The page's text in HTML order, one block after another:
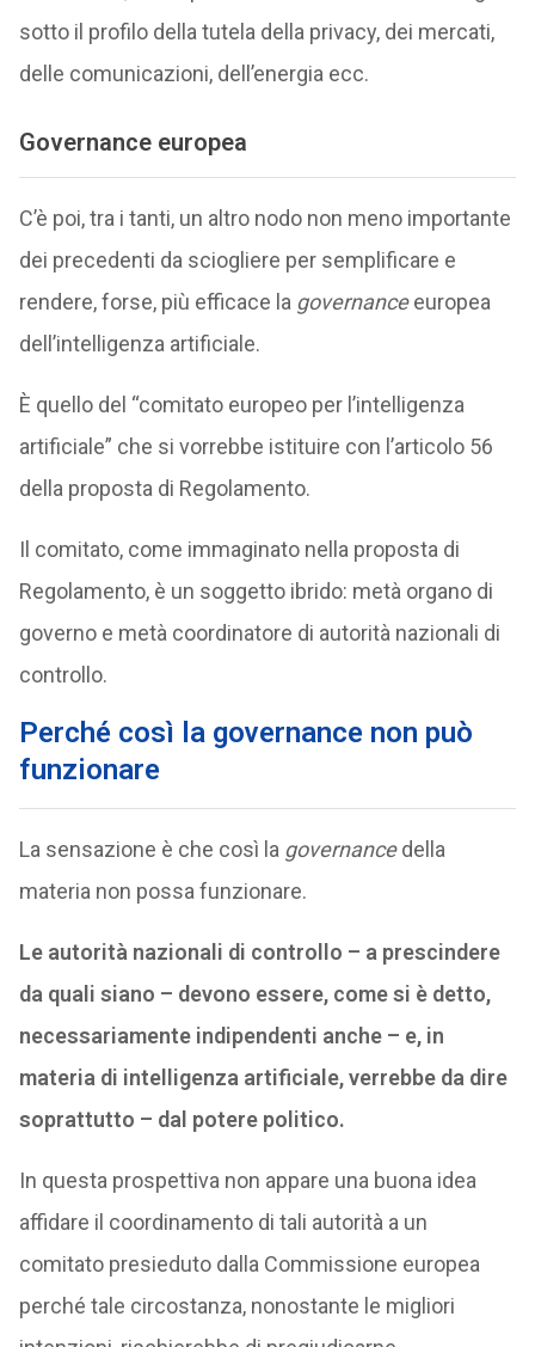
sotto il profilo della tutela della privacy, dei mercati,
delle comunicazioni, dell’energia ecc.
Governance europea
C’è poi, tra i tanti, un altro nodo non meno importante
dei precedenti da sciogliere per semplificare e
rendere, forse, più efficace la governanceeuropea
dell’intelligenza artificiale.
È quello del “comitato europeo per l’intelligenza
artificiale” che si vorrebbe istituire con l’articolo 56
della proposta di Regolamento.
Il comitato, come immaginato nella proposta di
Regolamento, è un soggetto ibrido: metà organo di
governo e metà coordinatore di autorità nazionali di
controllo.
Perché così la governance non può
funzionare
La sensazione è che così la governancedella
materia non possa funzionare.
Le autorità nazionali di controllo – a prescindere
da quali siano – devono essere, come si è detto,
necessariamente indipendenti anche – e, in
materia di intelligenza artificiale, verrebbe da dire
soprattutto – dal potere politico.
In questa prospettiva non appare una buona idea
affidare il coordinamento di tali autorità a un
comitato presieduto dalla Commissione europea
perché tale circostanza, nonostante le migliori